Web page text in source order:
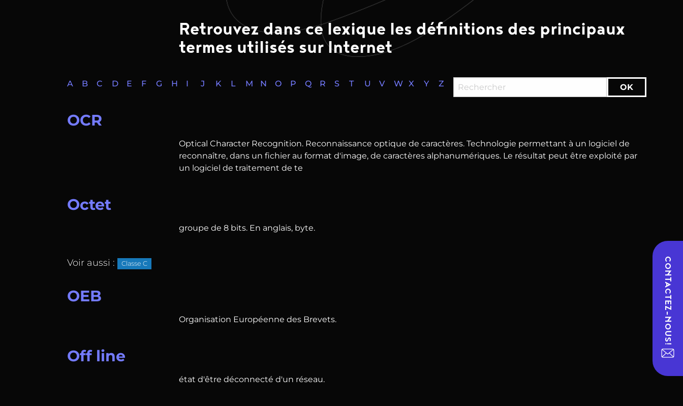
CONTACTEZ-NOUS!
Retrouvez dans ce lexique les définitions des principaux
termes utilisés sur Internet
A B C D E F G H I J K L M N O P Q R S T U V W X Y Z
OCR
Optical Character Recognition. Reconnaissance optique de caractères. Technologie permettant à un logiciel de
reconnaître, dans un fichier au format d'image, de caractères alphanumériques. Le résultat peut être exploité par
un logiciel de traitement de te
Octet
groupe de 8 bits. En anglais, byte.
Voir aussi : Classe C
OEB
Organisation Européenne des Brevets.
Off line
état d'être déconnecté d'un réseau.